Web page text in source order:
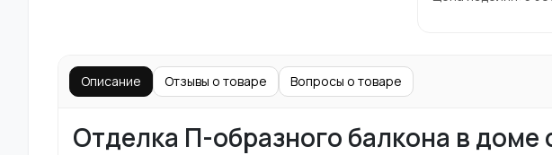
Описание Отзывы о товаре Вопросы о товаре
Отделка П-образного балкона в